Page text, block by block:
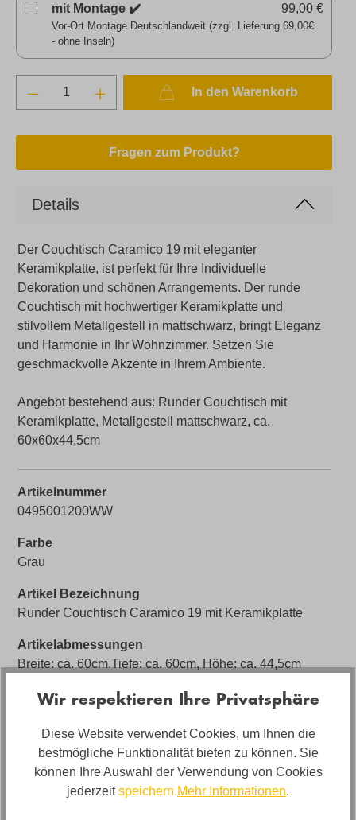
mit Montage ✔️
Vor-Ort Montage Deutschlandweit (zzgl. Lieferung 69,00€
- ohne Inseln)
99,00 €
In den Warenkorb
Fragen zum Produkt?
Details
Der Couchtisch Caramico 19 mit eleganter
Keramikplatte, ist perfekt für Ihre Individuelle
Dekoration und schönen Arrangements. Der runde
Couchtisch mit hochwertiger Keramikplatte und
stilvollem Metallgestell in mattschwarz, bringt Eleganz
und Harmonie in Ihr Wohnzimmer. Setzen Sie
geschmackvolle Akzente in Ihrem Ambiente.
Angebot bestehend aus: Runder Couchtisch mit
Keramikplatte, Metallgestell mattschwarz, ca.
60x60x44,5cm
Artikelnummer
0495001200WW
Farbe
Grau
Artikel Bezeichnung
Runder Couchtisch Caramico 19 mit Keramikplatte
Artikelabmessungen
Breite: ca. 60cm,Tiefe: ca. 60cm, Höhe: ca. 44,5cm
Bewertungen
Anleitungen und Sicherheit
Wir respektieren Ihre Privatsphäre
Diese Website verwendet Cookies, um Ihnen die
bestmögliche Funktionalität bieten zu können. Sie
können Ihre Auswahl der Verwendung von Cookies
jederzeitspeichern.Mehr Informationen.